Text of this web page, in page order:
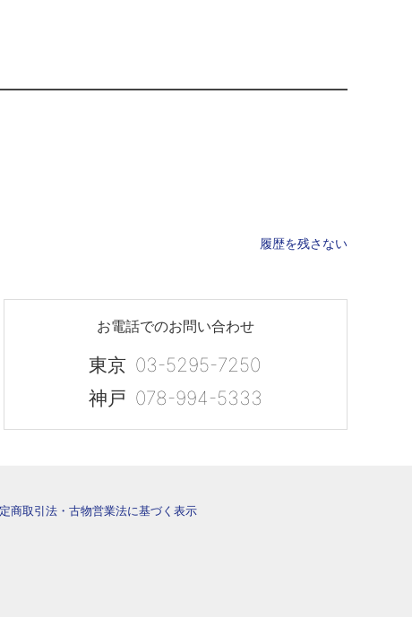
履歴を残さない
お電話でのお問い合わせ
東京 03-5295-7250
神戸 078-994-5333
商取引法・古物営業法に基づく表示